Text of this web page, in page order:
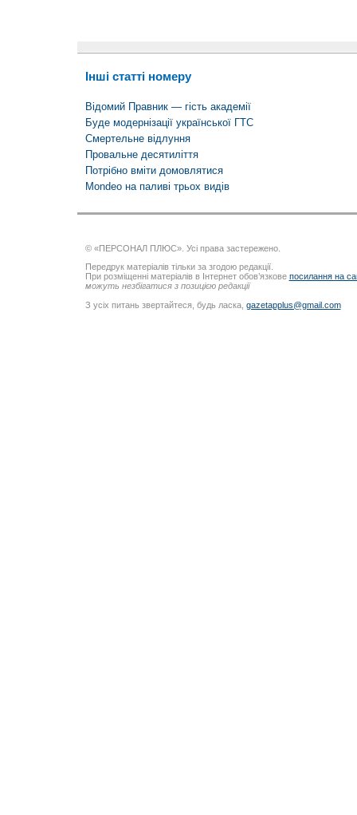
Інші статті номеру
Відомий Правник — гість академії
Буде модернізації української ГТС
Смертельне відлуння
Провальне десятиліття
Потрібно вміти домовлятися
Mondeo на паливі трьох видів
© «ПЕРСОНАЛ ПЛЮС». Усі права застережено.
Передрук матеріалів тільки за згодою редакції.
При розміщенні матеріалів в Інтернет обов’язкове посилання на
можуть незбігатися з позицією редакції
З усіх питань звертайтеся, будь ласка, gazetapplus@gmail.com